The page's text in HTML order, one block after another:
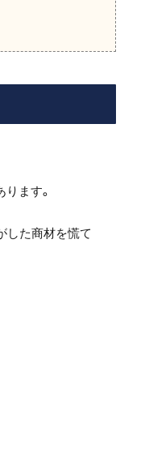
ます。
した商材を慌て